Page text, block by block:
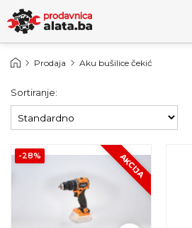
Prodaja Aku bušilice čekić
Sortiranje:
-28% AKCIJA